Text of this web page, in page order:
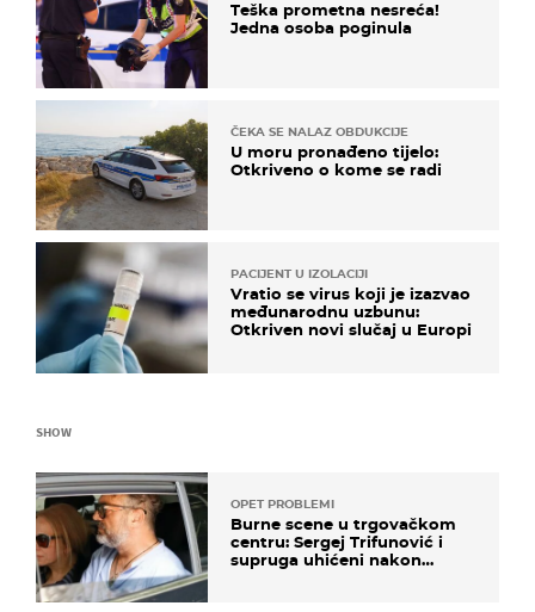
Teška prometna nesreća!
Jedna osoba poginula
ČEKA SE NALAZ OBDUKCIJE
U moru pronađeno tijelo:
Otkriveno o kome se radi
PACIJENT U IZOLACIJI
Vratio se virus koji je izazvao
međunarodnu uzbunu:
Otkriven novi slučaj u Europi
SHOW
OPET PROBLEMI
Burne scene u trgovačkom
centru: Sergej Trifunović i
supruga uhićeni nakon